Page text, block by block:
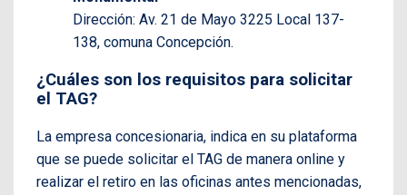
Dirección: Av. 21 de Mayo 3225 Local 137-
138, comuna Concepción.
¿Cuáles son los requisitos para solicitar
el TAG?
La empresa concesionaria, indica en su plataforma
que se puede solicitar el TAG de manera online y
realizar el retiro en las oficinas antes mencionadas,